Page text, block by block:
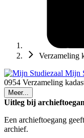
Verzameling
Mijn
0954 Verzameling
Meer...
Uitleg bij
Een archieftoegang
archief.